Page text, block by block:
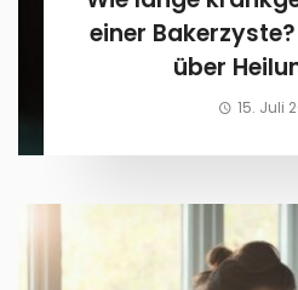
einer
über
Arbeitsunfähigkeit
15. Juli